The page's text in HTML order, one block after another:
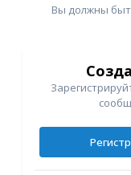
Вы должны